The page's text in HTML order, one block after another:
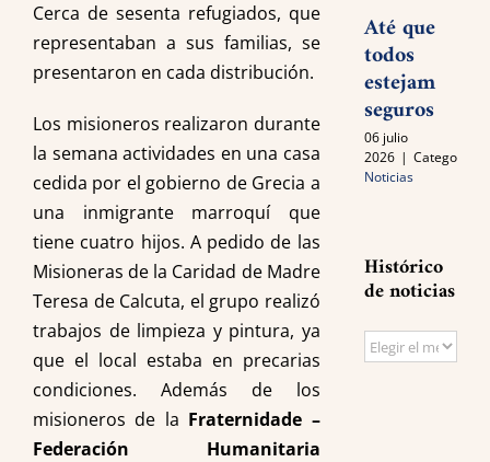
Cerca de sesenta refugiados, que
representaban a sus familias, se
presentaron en cada distribución.
Los misioneros realizaron durante
la semana actividades en una casa
cedida por el gobierno de Grecia a
una inmigrante marroquí que
tiene cuatro hijos. A pedido de las
Misioneras de la Caridad de Madre
Teresa de Calcuta, el grupo realizó
trabajos de limpieza y pintura, ya
que el local estaba en precarias
condiciones. Además de los
misioneros de la Fraternidade –
Federación Humanitaria
Até que
todos
estejam
seguros
06 julio
2026 | Categories:
Noticias
Histórico
de noticias
Histórico